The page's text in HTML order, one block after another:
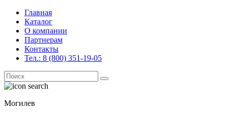
Главная
Каталог
О компании
Партнерам
Контакты
Тел.: 8 (800) 351-19-05
Поиск
for:
Могилев